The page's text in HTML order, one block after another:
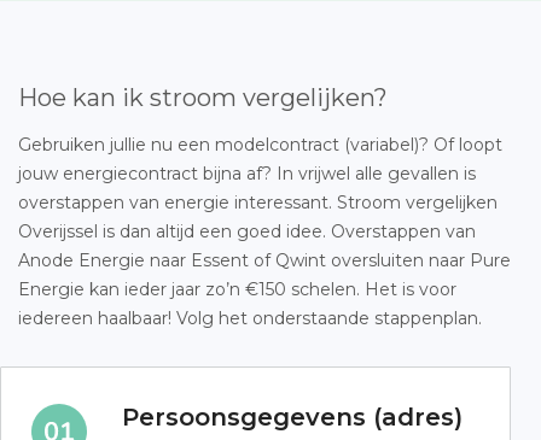
Hoe kan ik stroom vergelijken?
Gebruiken jullie nu een modelcontract (variabel)? Of loopt
jouw energiecontract bijna af? In vrijwel alle gevallen is
overstappen van energie interessant. Stroom vergelijken
Overijssel is dan altijd een goed idee. Overstappen van
Anode Energie naar Essent of Qwint oversluiten naar Pure
Energie kan ieder jaar zo’n €150 schelen. Het is voor
iedereen haalbaar! Volg het onderstaande stappenplan.
Persoonsgegevens (adres)